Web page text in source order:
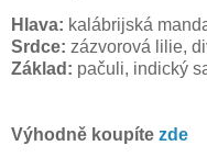
Hlava: kalábrijská
Srdce: zázvorová lilie,
Základ: pačuli, indický
Výhodně koupíte zde